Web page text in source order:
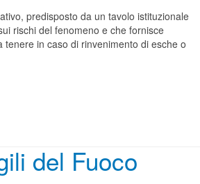
predisposto da un tavolo istituzionale
rischi del fenomeno e che fornisce
in caso di rinvenimento di esche o
del Fuoco